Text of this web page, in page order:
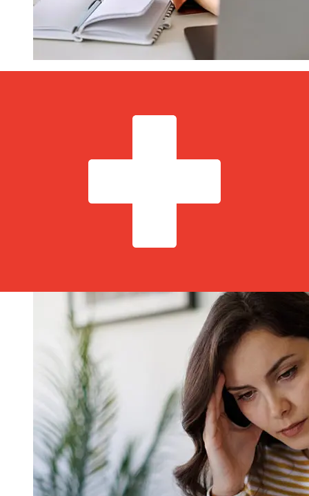
på betalningsmetod och transaktionstid. Vanligtvis tar
också påverka leveransen. Kontrollera Oversea-Chinese